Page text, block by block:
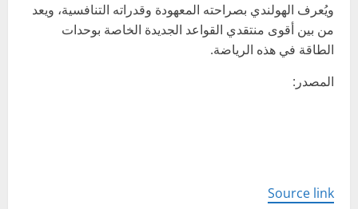
ويُعرف الهولندي بصراحته المعهودة وقدراته التنافسية، ويعد
من بين أقوى منتقدي القواعد الجديدة الخاصة بوحدات
الطاقة في هذه الرياضة.
المصدر:
Source link